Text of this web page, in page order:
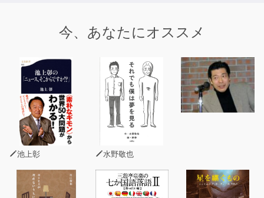
器としての決断思考』の編集者であり、瀧本さんが「軍事
長・柿内芳文さんの特別対談を収録します。
お二人の編集者にとって、瀧本さんはどんな人だったの
か。そして瀧本さんとの本づくりの秘話、瀧本さんとの
様々なエピソードなどを約45分間たっぷり語っていただ
きました。
『武器としての決断思考』『武器としての交渉思考』『君
に友だちはいらない』『戦略がすべて』の5作品のオーデ
今、あなたにオススメ
池上彰 水野敬也